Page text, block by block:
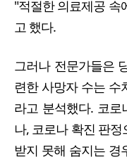
"적절한 의료제공 속
고 했다.
그러나 전문가들은
련한 사망자 수는 수
라고 분석했다. 코로
나, 코로나 확진 판
받지 못해 숨지는 경